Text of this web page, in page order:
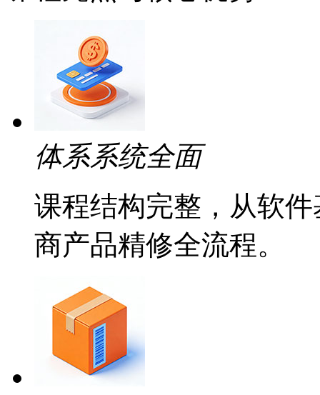
体系系统全面
课程结构完整，从软
商产品精修全流程。